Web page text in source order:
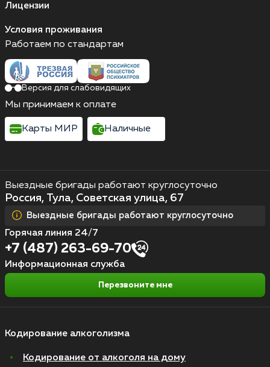
Лицензии
Условия проживания
Кодирование алкоголизма
Кодирование от алкоголя на дому
Выездные бригады работают круглосуточно
Россия, Тула, Советская улица, 67
Выездные бригады работают круглосуточно
Горячая линия 24/7
+7 (487) 263-69-70
Информационная служба
Перезвоните мне
Работаем по стандартам
Версия для слабовидящих
Мы принимаем к оплате
Карты МИР Наличные